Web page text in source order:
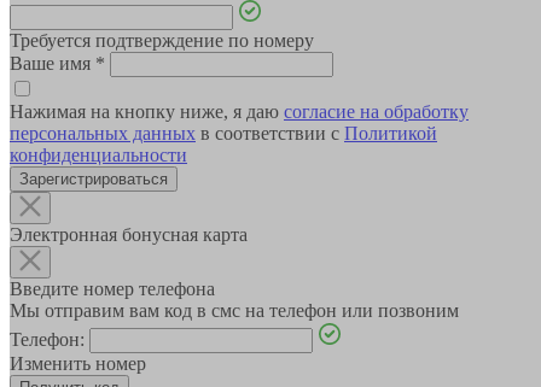
Требуется подтверждение по номеру
Ваше имя *
Нажимая на кнопку ниже, я даю согласие на обработку
персональных данных в соответствии с Политикой
конфиденциальности
Зарегистрироваться
Электронная бонусная карта
Введите номер телефона
Мы отправим вам код в смс на телефон или позвоним
Телефон:
Изменить номер